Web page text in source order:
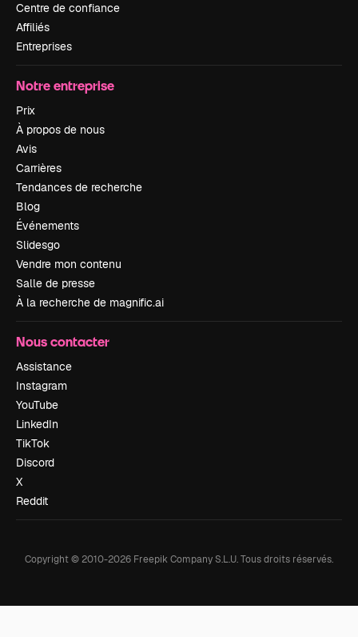
Centre de confiance
Affiliés
Entreprises
Notre entreprise
Prix
À propos de nous
Avis
Carrières
Tendances de recherche
Blog
Événements
Slidesgo
Vendre mon contenu
Salle de presse
À la recherche de magnific.ai
Nous contacter
Assistance
Instagram
YouTube
LinkedIn
TikTok
Discord
X
Reddit
Copyright © 2010-2026 Freepik Company S.L.U.Tous droits réservés.